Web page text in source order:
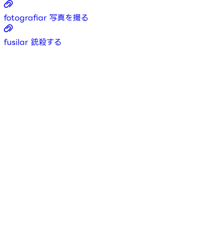
fotografiar 写真を撮る
fusilar 銃殺する